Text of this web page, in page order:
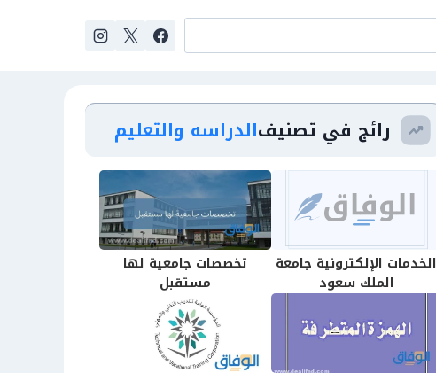
رائج في تصنيفالدراسه والتعليم
الخدمات الإلكترونية جامعة
الملك سعود
تخصصات جامعية لها
مستقبل